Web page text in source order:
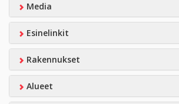
Media
Esinelinkit
Rakennukset
Alueet